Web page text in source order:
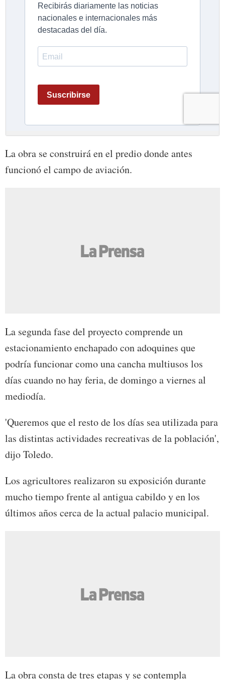
La obra se construirá en el predio donde antes
funcionó el campo de aviación.
La segunda fase del proyecto comprende un
estacionamiento enchapado con adoquines que
podría funcionar como una cancha multiusos los
días cuando no hay feria, de domingo a viernes al
mediodía.
'Queremos que el resto de los días sea utilizada para
las distintas actividades recreativas de la población',
dijo Toledo.
Los agricultores realizaron su exposición durante
mucho tiempo frente al antigua cabildo y en los
últimos años cerca de la actual palacio municipal.
La obra consta de tres etapas y se contempla